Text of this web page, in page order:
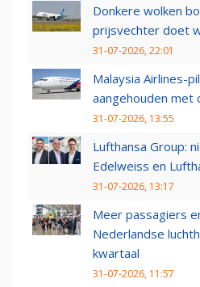
Donkere wolken
prijsvechter doet
31-07-2026, 22:01
Malaysia Airlines-
aangehouden met
31-07-2026, 13:55
Lufthansa Group:
Edelweiss en
31-07-2026, 13:17
Meer passagiers
Nederlandse
kwartaal
31-07-2026, 11:57